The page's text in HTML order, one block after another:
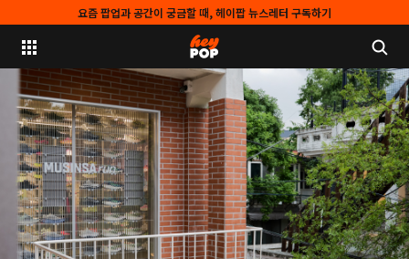
요즘 팝업과 공간이 궁금할 때, 헤이팝 뉴스레터 구독하기